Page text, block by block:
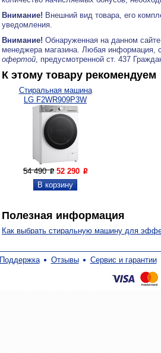
Внимание! Внешний вид товара, его
уведомления.
Внимание! Обнаруженная на данном
менеджера магазина. Любая информация,
офертой, предусмотренной ст. 437
К этому товару рекомендуем
Стиральная машина
LG F2WR909P3W
54 490P 52 290 P
Полезная информация
Как выбрать стиральную машину для
Поддержка Отзывы Сервис и гарантии